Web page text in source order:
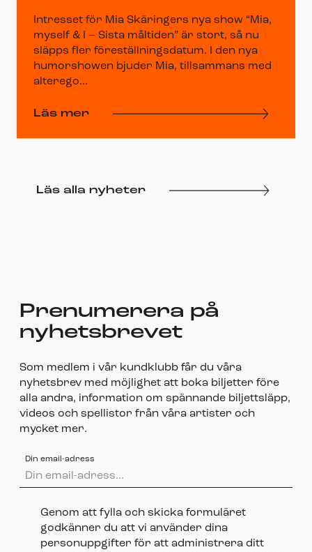
Intresset för Mia Skäringers nya show “Mia,
myself & I – Sista måltiden” är stort, så nu
släpps fler föreställningsdatum. I den nya
humorshowen bjuder Mia, tillsammans med
alterego...
Läs mer
Läs alla nyheter
Prenumerera på
nyhetsbrevet
Som medlem i vår kundklubb får du våra
nyhetsbrev med möjlighet att boka biljetter före
alla andra, information om spännande biljettsläpp,
videos och spellistor från våra artister och
mycket mer.
Din email-adress
Genom att fylla och skicka formuläret
godkänner du att vi använder dina
personuppgifter för att administrera ditt